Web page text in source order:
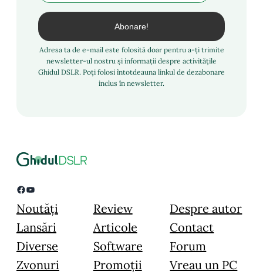
Adresa ta de e-mail este folosită doar pentru a-ți trimite
newsletter-ul nostru și informații despre activitățile
Ghidul DSLR. Poți folosi întotdeauna linkul de dezabonare
inclus în newsletter.
Facebook YouTube
Noutăți
Lansări
Diverse
Zvonuri
Review
Articole
Software
Promoții
Despre autor
Contact
Forum
Vreau un PC